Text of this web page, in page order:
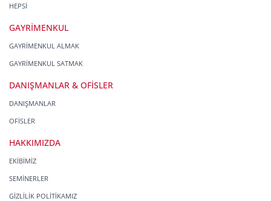
HEPSİ
GAYRİMENKUL
GAYRİMENKUL ALMAK
GAYRİMENKUL SATMAK
DANIŞMANLAR & OFİSLER
DANIŞMANLAR
OFİSLER
HAKKIMIZDA
EKİBİMİZ
SEMİNERLER
GİZLİLİK POLİTİKAMIZ